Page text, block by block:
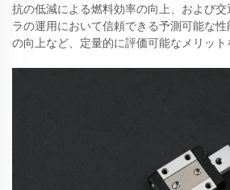
抗の低減による燃料効率の向上、および
ラの運用において信頼できる予測可能な
の向上など、定量的に評価可能なメリット